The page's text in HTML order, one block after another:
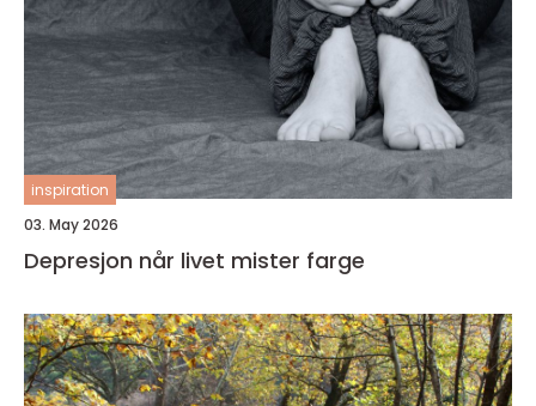
inspiration
03. May 2026
Depresjon når livet mister farge